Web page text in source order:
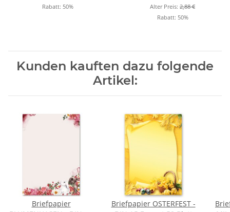
Rabatt: 50% Alter Preis: 2,88 €
Rabatt: 50%
Kunden kauften dazu folgende
Artikel:
Briefpapier
Briefpapier OSTERFEST -